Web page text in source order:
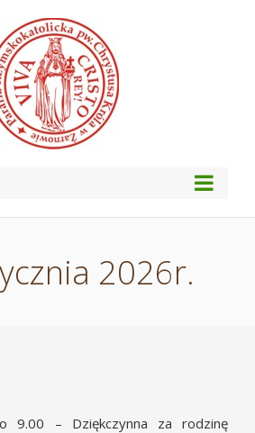
2026r.
9.00 – Dziękczynna za rodzinę